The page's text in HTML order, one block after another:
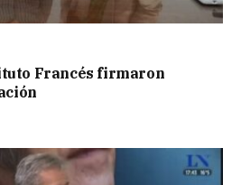
Francés firmaron